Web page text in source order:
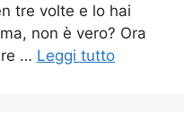
tre volte e lo hai
non è vero? Ora
… Leggi tutto